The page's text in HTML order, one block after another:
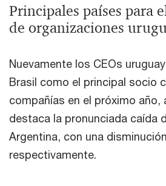
Principales países para
de organizaciones
Nuevamente los CEOs
Brasil como el principal socio
compañías en el próximo año,
destaca la pronunciada caída
Argentina, con una
respectivamente.